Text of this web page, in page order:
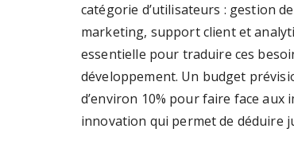
catégorie d’utilisateurs : gestion
marketing, support client et
essentielle pour traduire ces
développement. Un budget
d’environ 10% pour faire face
innovation qui permet de déduire